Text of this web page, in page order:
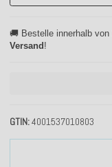
GTIN 4001537010803
🚚 Bestelle innerhalb von
Versand !